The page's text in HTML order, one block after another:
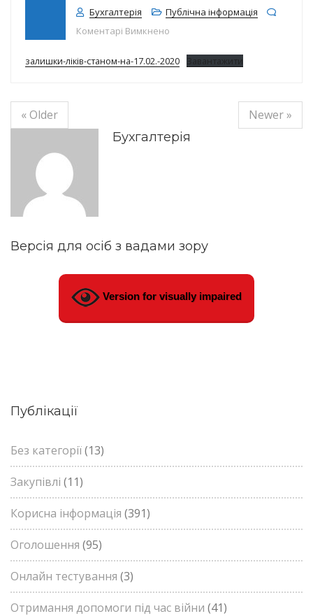
Бухгалтерія
Публічна інформація
Коментарі Вимкнено
залишки-ліків-станом-на-17.02.-2020 Завантажити
« Older
Newer »
Бухгалтерія
Версія для осіб з вадами зору
Version for visually impaired
Публікації
Без категорії(13)
Закупівлі (11)
Корисна інформація (391)
Оголошення (95)
Онлайн тестування (3)
Отримання допомоги під час війни (41)